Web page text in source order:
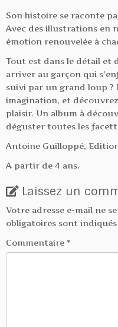
Son histoire se raconte
Avec des illustrations en
émotion renouvelée à
Tout est dans le détail et
arriver au garçon qui
suivi par un grand loup ?
imagination, et
plaisir. Un album à
déguster toutes les
Antoine Guilloppé,
A partir de 4 ans.
Laissez un
Votre adresse e-mail ne
obligatoires sont indiqués
Commentaire *